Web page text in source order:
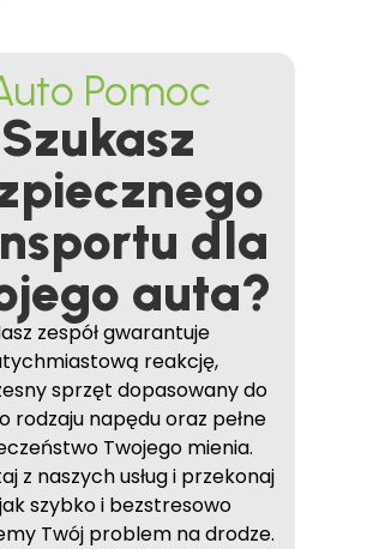
Pomoc
Szukasz
dla
auta?
zespół gwarantuje
reakcję,
sprzęt dopasowany do
rodzaju napędu oraz pełne
Twojego mienia.
z naszych usług i przekonaj
szybko i bezstresowo
Twój problem na drodze.